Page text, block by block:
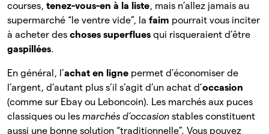
courses, tenez-vous-en à la liste, mais n’allez jamais au
supermarché “le ventre vide”, la faim pourrait vous inciter
à acheter des choses superflues qui risqueraient d’être
gaspillées.
En général, l’achat en ligne permet d’économiser de
l’argent, d’autant plus s’il s’agit d’un achat d’occasion
(comme sur Ebay ou Leboncoin). Les marchés aux puces
classiques ou les marchés d’occasion stables constituent
aussi une bonne solution “traditionnelle”. Vous pouvez